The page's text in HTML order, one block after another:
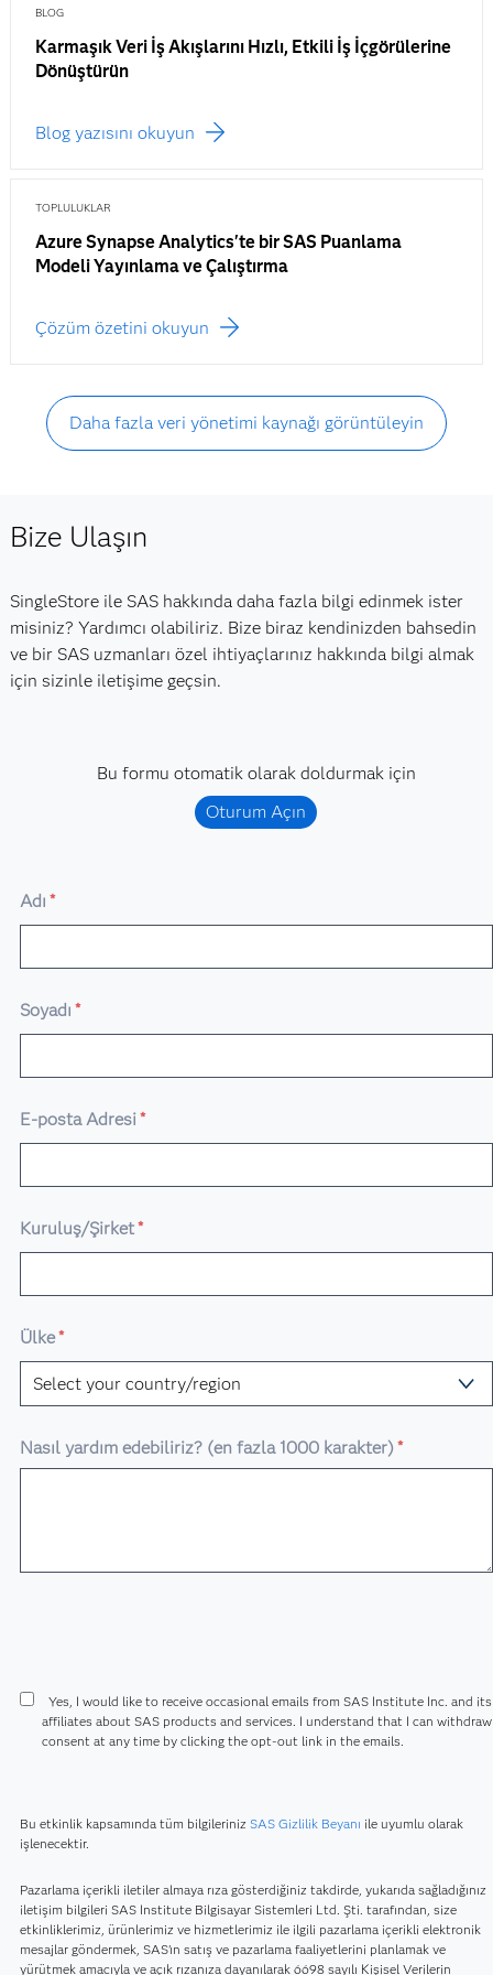
BLOG
Karmaşık Veri İş Akışlarını Hızlı, Etkili İş İçgörülerine
Dönüştürün
Blog yazısını okuyun
TOPLULUKLAR
Azure Synapse Analytics'te bir SAS Puanlama
Modeli Yayınlama ve Çalıştırma
Çözüm özetini okuyun
Daha fazla veri yönetimi kaynağı görüntüleyin
Bize Ulaşın
SingleStore ile SAS hakkında daha fazla bilgi edinmek ister
misiniz? Yardımcı olabiliriz. Bize biraz kendinizden bahsedin
ve bir SAS uzmanları özel ihtiyaçlarınız hakkında bilgi almak
için sizinle iletişime geçsin.
Bu formu otomatik olarak doldurmak için
Oturum Açın
Adı *
Soyadı *
E-posta Adresi*
Kuruluş/Şirket*
Ülke*
Nasıl yardım edebiliriz? (en fazla 1000 karakter)*
Yes, I would like to receive occasional emails from SAS Institute Inc. and its
affiliates about SAS products and services. I understand that I can
consent at any time by clicking the opt-out link in the emails.
Bu etkinlik kapsamında tüm bilgileriniz SAS Gizlilik Beyanı ile uyumlu olarak
işlenecektir.
Pazarlama içerikli iletiler almaya rıza gösterdiğiniz takdirde, yukarıda sağladığınız
iletişim bilgileri SAS Institute Bilgisayar Sistemleri Ltd. Şti. tarafından, size
etkinliklerimiz, ürünlerimiz ve hizmetlerimiz ile ilgili pazarlama içerikli elektronik
mesajlar göndermek, SAS’ın satış ve pazarlama faaliyetlerini planlamak ve
yürütmek amacıyla ve açık rızanıza dayanılarak 6698 sayılı Kişisel Verilerin